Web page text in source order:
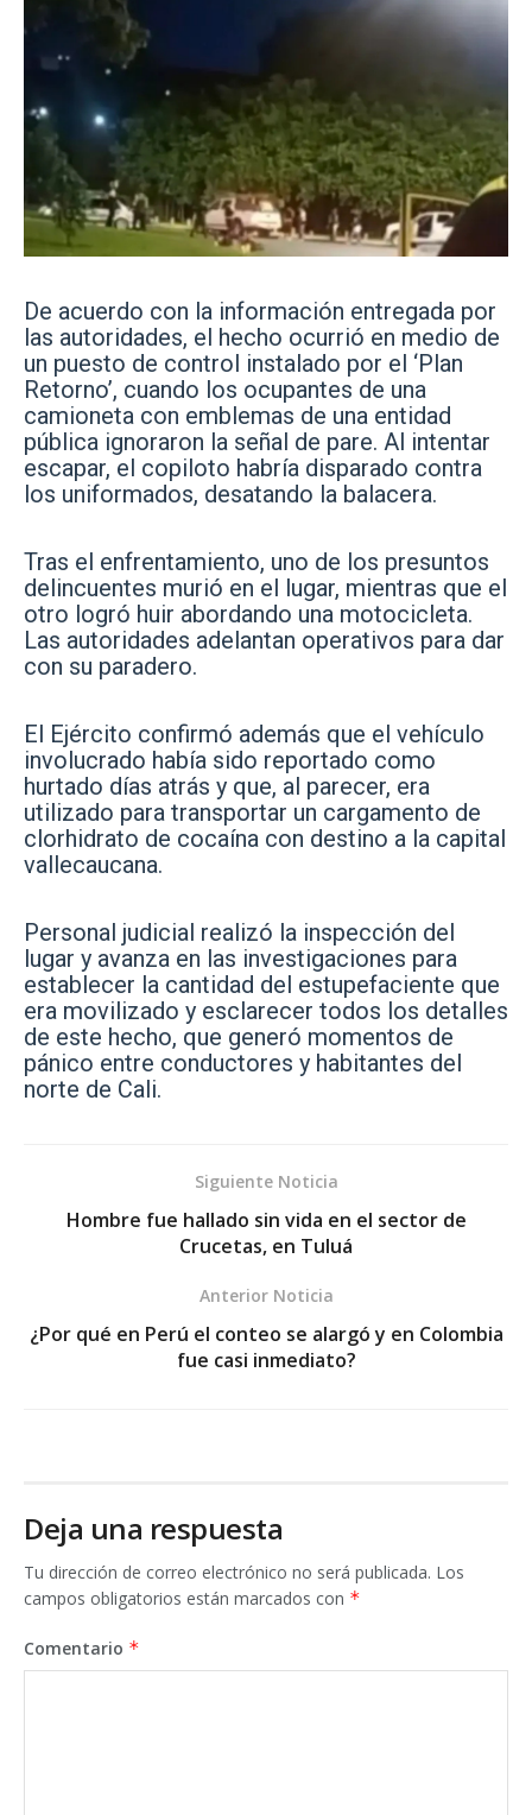
De acuerdo con la información entregada por
las autoridades, el hecho ocurrió en medio de
un puesto de control instalado por el ‘Plan
Retorno’, cuando los ocupantes de una
camioneta con emblemas de una entidad
pública ignoraron la señal de pare. Al intentar
escapar, el copiloto habría disparado contra
los uniformados, desatando la balacera.
Tras el enfrentamiento, uno de los presuntos
delincuentes murió en el lugar, mientras que el
otro logró huir abordando una motocicleta.
Las autoridades adelantan operativos para dar
con su paradero.
El Ejército confirmó además que el vehículo
involucrado había sido reportado como
hurtado días atrás y que, al parecer, era
utilizado para transportar un cargamento de
clorhidrato de cocaína con destino a la capital
vallecaucana.
Personal judicial realizó la inspección del
lugar y avanza en las investigaciones para
establecer la cantidad del estupefaciente que
era movilizado y esclarecer todos los detalles
de este hecho, que generó momentos de
pánico entre conductores y habitantes del
norte de Cali.
Siguiente Noticia
Hombre fue hallado sin vida en el sector de
Crucetas, en Tuluá
Anterior Noticia
¿Por qué en Perú el conteo se alargó y en Colombia
fue casi inmediato?
Deja una respuesta
Tu dirección de correo electrónico no será publicada. Los
campos obligatorios están marcados con *
Comentario *